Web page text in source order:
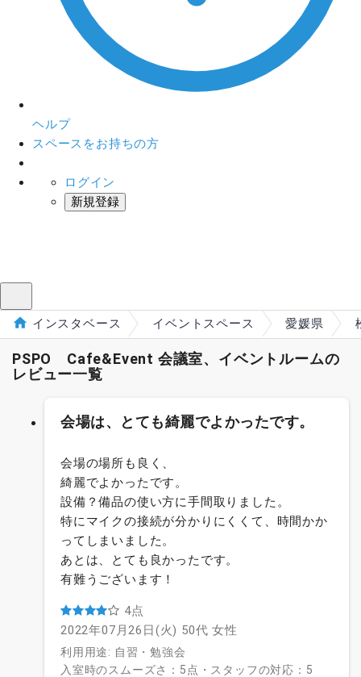
ヘルプ
スペースをお持ちの方
ログイン
新規登録
インスタベース イベントスペース 愛媛県
PSPO Cafe&Event 会議室、イベントルームの
レビュー一覧
会場は、とても綺麗でよかったです。
会場の場所も良く、
綺麗でよかったです。
設備？備品の使い方に手間取りました。
特にマイクの接続が分かりにくくて、時間かか
ってしまいました。
あとは、とても良かったです。
有難うございます！
4点
2022年07月26日(火) 50代 女性
利用用途: 自習・勉強会
入室時のスムーズさ：5点・スタッフの対応：5